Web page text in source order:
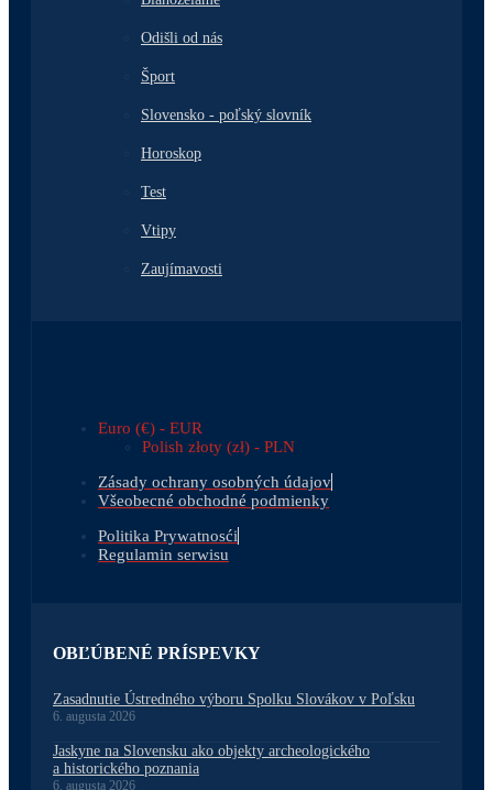
Odišli od nás
Šport
Slovensko - poľský slovník
Horoskop
Test
Vtipy
Zaujímavosti
Euro (€) - EUR
Polish złoty (zł) - PLN
Zásady ochrany osobných údajov
Všeobecné obchodné podmienky
Politika Prywatnosći
Regulamin serwisu
OBĽÚBENÉ PRÍSPEVKY
Zasadnutie Ústredného výboru Spolku Slovákov v Poľsku
6. augusta 2026
Jaskyne na Slovensku ako objekty archeologického
a historického poznania
6. augusta 2026